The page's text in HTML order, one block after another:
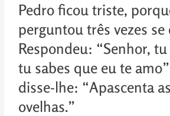
Pedro ficou triste,
perguntou três vezes se
Respondeu: “Senhor,
tu sabes que eu te
disse-lhe: “Apascenta
ovelhas.”